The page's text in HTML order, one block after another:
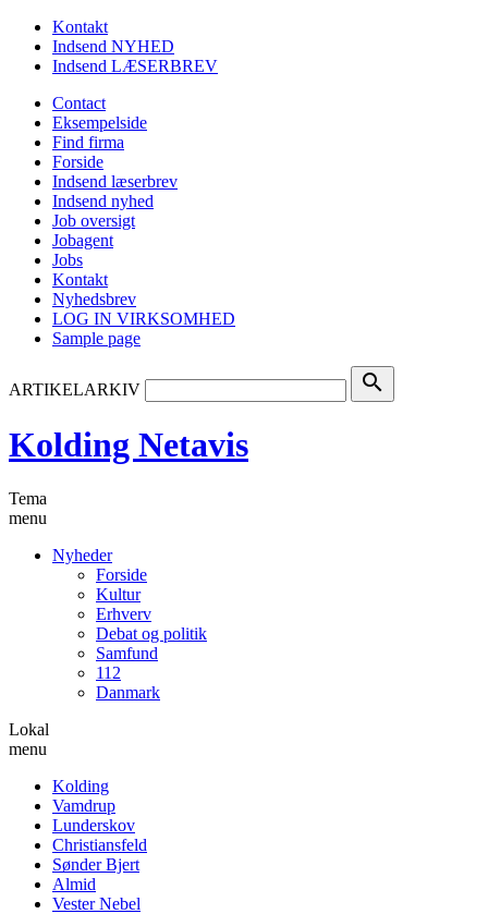
Kontakt
Indsend NYHED
Indsend LÆSERBREV
Contact
Eksempelside
Find firma
Forside
Indsend læserbrev
Indsend nyhed
Job oversigt
Jobagent
Jobs
Kontakt
Nyhedsbrev
LOG IN VIRKSOMHED
Sample page
ARTIKELARKIV search
Kolding Netavis
Tema
menu
Nyheder
Forside
Kultur
Erhverv
Debat og politik
Samfund
112
Danmark
Lokal
menu
Kolding
Vamdrup
Lunderskov
Christiansfeld
Sønder Bjert
Almid
Vester Nebel